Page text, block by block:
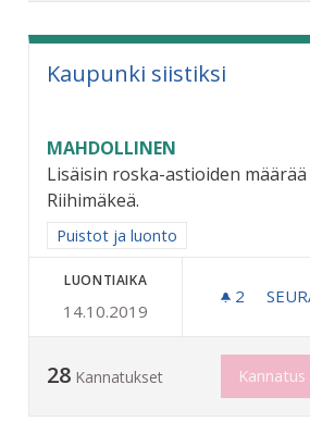
Kaupunki siistiksi
MAHDOLLINEN
Lisäisin roska-astioiden
Riihimäkeä.
Rajaa tulokset aihepiirin mukaan:
Puistot ja luonto
LUONTIAIKA
14.10.2019
2 2
28 Kannatukset